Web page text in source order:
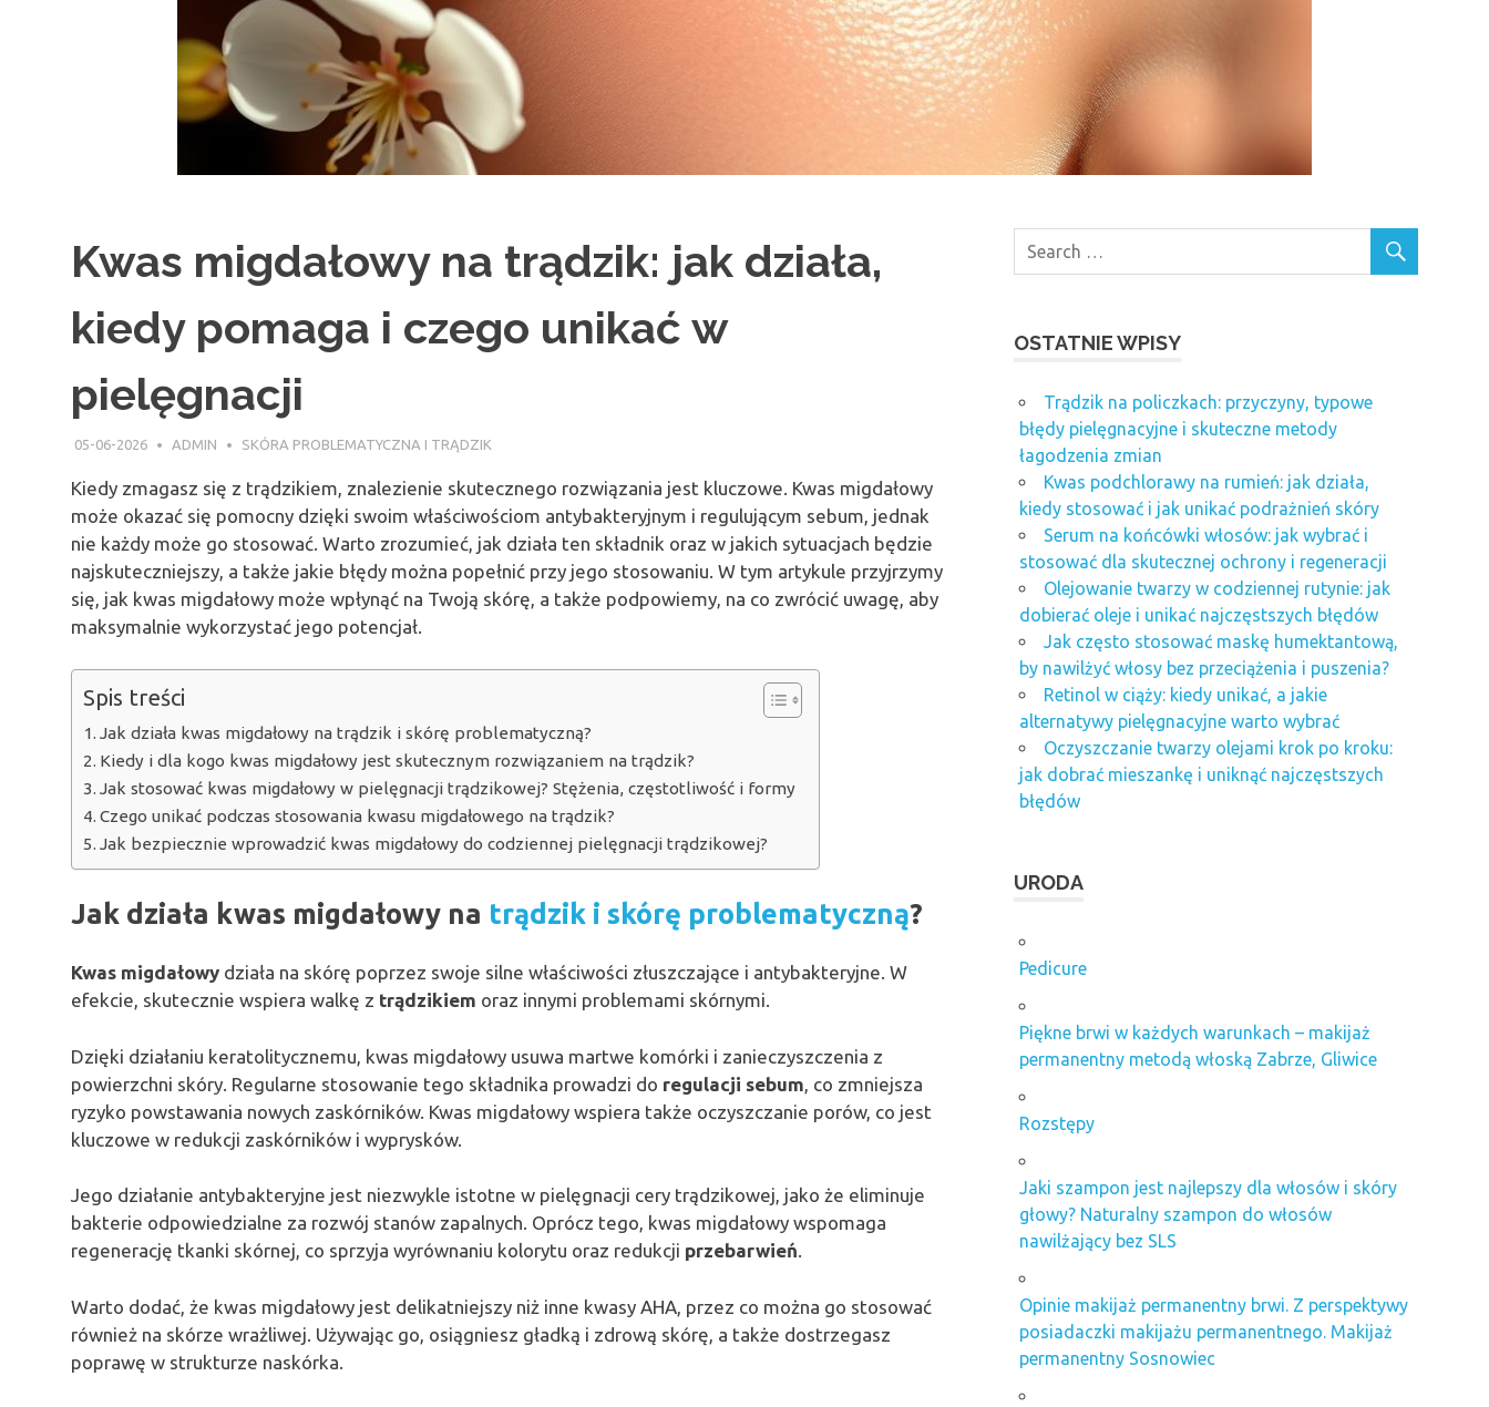
Kwas migdałowy na trądzik: jak działa,
kiedy pomaga i czego unikać w
pielęgnacji
05-06-2026 ADMIN SKÓRA PROBLEMATYCZNA I TRĄDZIK
Kiedy zmagasz się z trądzikiem, znalezienie skutecznego rozwiązania jest kluczowe. Kwas migdałowy
może okazać się pomocny dzięki swoim właściwościom antybakteryjnym i regulującym sebum, jednak
nie każdy może go stosować. Warto zrozumieć, jak działa ten składnik oraz w jakich sytuacjach będzie
najskuteczniejszy, a także jakie błędy można popełnić przy jego stosowaniu. W tym artykule przyjrzymy
się, jak kwas migdałowy może wpłynąć na Twoją skórę, a także podpowiemy, na co zwrócić uwagę, aby
maksymalnie wykorzystać jego potencjał.
Spis treści
Jak działa kwas migdałowy na trądzik i skórę problematyczną?
Kiedy i dla kogo kwas migdałowy jest skutecznym rozwiązaniem na trądzik?
Jak stosować kwas migdałowy w pielęgnacji trądzikowej? Stężenia, częstotliwość i formy
Czego unikać podczas stosowania kwasu migdałowego na trądzik?
Jak bezpiecznie wprowadzić kwas migdałowy do codziennej pielęgnacji trądzikowej?
Jak działa kwas migdałowy na trądzik i skórę problematyczną?
Kwas migdałowy działa na skórę poprzez swoje silne właściwości złuszczające i antybakteryjne. W
efekcie, skutecznie wspiera walkę z trądzikiem oraz innymi problemami skórnymi.
Dzięki działaniu keratolitycznemu, kwas migdałowy usuwa martwe komórki i zanieczyszczenia z
powierzchni skóry. Regularne stosowanie tego składnika prowadzi do regulacji sebum , co zmniejsza
ryzyko powstawania nowych zaskórników. Kwas migdałowy wspiera także oczyszczanie porów, co jest
kluczowe w redukcji zaskórników i wyprysków.
Jego działanie antybakteryjne jest niezwykle istotne w pielęgnacji cery trądzikowej, jako że eliminuje
bakterie odpowiedzialne za rozwój stanów zapalnych. Oprócz tego, kwas migdałowy wspomaga
regenerację tkanki skórnej, co sprzyja wyrównaniu kolorytu oraz redukcji przebarwień.
Warto dodać, że kwas migdałowy jest delikatniejszy niż inne kwasy AHA, przez co można go stosować
również na skórze wrażliwej. Używając go, osiągniesz gładką i zdrową skórę, a także dostrzegasz
poprawę w strukturze naskórka.
OSTATNIE WPISY
Trądzik na policzkach: przyczyny, typowe
błędy pielęgnacyjne i skuteczne metody
łagodzenia zmian
Kwas podchlorawy na rumień: jak działa,
kiedy stosować i jak unikać podrażnień skóry
Serum na końcówki włosów: jak wybrać i
stosować dla skutecznej ochrony i regeneracji
Olejowanie twarzy w codziennej rutynie: jak
dobierać oleje i unikać najczęstszych błędów
Jak często stosować maskę humektantową,
by nawilżyć włosy bez przeciążenia i puszenia?
Retinol w ciąży: kiedy unikać, a jakie
alternatywy pielęgnacyjne warto wybrać
Oczyszczanie twarzy olejami krok po kroku:
jak dobrać mieszankę i uniknąć najczęstszych
błędów
URODA
Pedicure
Piękne brwi w każdych warunkach – makijaż
permanentny metodą włoską Zabrze, Gliwice
Rozstępy
Jaki szampon jest najlepszy dla włosów i skóry
głowy? Naturalny szampon do włosów
nawilżający bez SLS
Opinie makijaż permanentny brwi. Z perspektywy
posiadaczki makijażu permanentnego. Makijaż
permanentny Sosnowiec